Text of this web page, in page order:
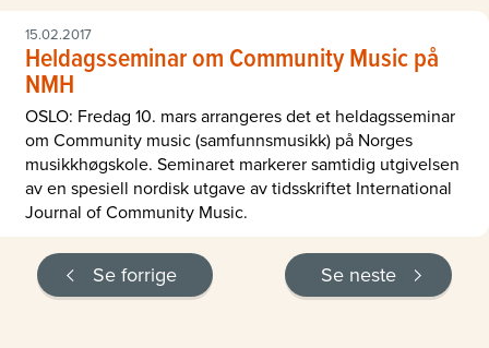
15.02.2017
Heldagsseminar om Community Music på
NMH
OSLO: Fredag 10. mars arrangeres det et heldagsseminar
om Community music (samfunnsmusikk) på Norges
musikkhøgskole. Seminaret markerer samtidig utgivelsen
av en spesiell nordisk utgave av tidsskriftet International
Journal of Community Music.
Se forrige Se neste